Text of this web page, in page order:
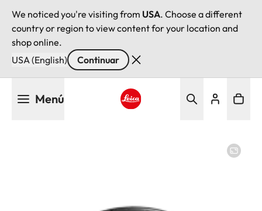
We noticed you're visiting from USA. Choose a different
country or region to view content for your location and
shop online.
USA (English)
Continuar
Menú